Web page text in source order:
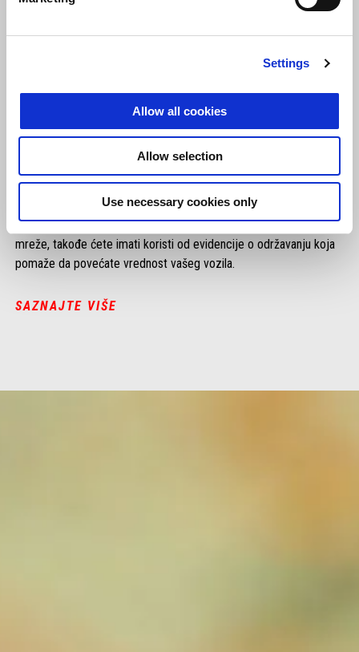
Settings
Allow all cookies
Allow selection
Use necessary cookies only
Knjižica o upotrebi i održavanju
Ona sadrži sve neophodne tehničke detalje u vezi sa planiranim
održavanjem. Odabirom servisnog centra iz naše ovlašćene
mreže, takođe ćete imati koristi od evidencije o održavanju koja
pomaže da povećate vrednost vašeg vozila.
SAZNAJTE VIŠE